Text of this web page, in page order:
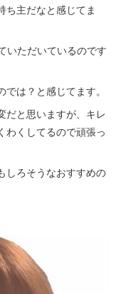
ち主だなと感じてま
いただいているのです
は？と感じてます。
だと思いますが、キレ
わくしてるので頑張っ
しろそうなおすすめの